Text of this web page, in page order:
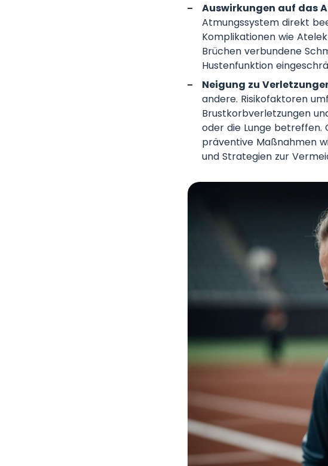
Auswirkungen auf das
Atmungssystem direkt
Komplikationen wie
Brüchen verbundene
Hustenfunktion
Neigung zu
andere. Risikofaktoren
Brustkorbverletzungen
oder die Lunge betreffen.
präventive Maßnahmen
und Strategien zur